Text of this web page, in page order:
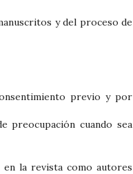
y del proceso de
previo y por
preocupación cuando sea
la revista como autores